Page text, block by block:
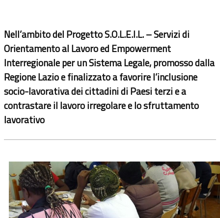
Nell’ambito del ProgettoS.O.L.E.I.L. – Servizi di
Orientamento al Lavoro ed Empowerment
Interregionale per un Sistema Legale, promosso dalla
Regione Lazio e finalizzato a favorire l’inclusione
socio-lavorativa dei cittadini di Paesi terzi e a
contrastare il lavoro irregolare e lo sfruttamento
lavorativo